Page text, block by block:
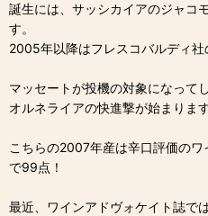
誕生には、サッシカイアのジャコ
す。
2005年以降はフレスコバルディ社
マッセートが投機の対象になって
オルネライアの快進撃が始まります
こちらの2007年産は辛口評価の
で99点！
最近、ワインアドヴォケイト誌で